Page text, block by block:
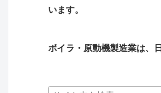
います。
ボイラ・原動機製造業は、